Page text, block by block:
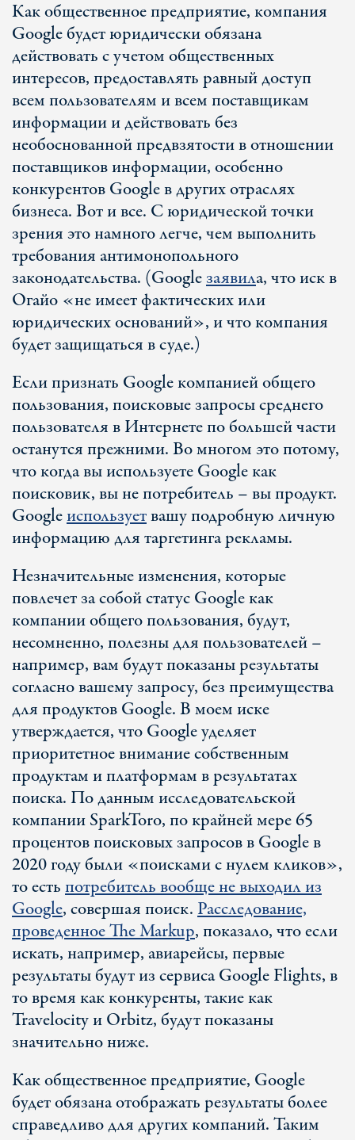
Как общественное предприятие, компания
Google будет юридически обязана
действовать с учетом общественных
интересов, предоставлять равный доступ
всем пользователям и всем поставщикам
информации и действовать без
необоснованной предвзятости в отношении
поставщиков информации, особенно
конкурентов Google в других отраслях
бизнеса. Вот и все. С юридической точки
зрения это намного легче, чем выполнить
требования антимонопольного
законодательства. (Googleзаявила, что иск в
Огайо «не имеет фактических или
юридических оснований», и что компания
будет защищаться в суде.)
Если признать Google компанией общего
пользования, поисковые запросы среднего
пользователя в Интернете по большей части
останутся прежними. Во многом это потому,
что когда вы используете Google как
поисковик, вы не потребитель – вы продукт.
Googleиспользуетвашу подробную личную
информацию для таргетинга рекламы.
Незначительные изменения, которые
повлечет за собой статус Google как
компании общего пользования, будут,
несомненно, полезны для пользователей –
например, вам будут показаны результаты
согласно вашему запросу, без преимущества
для продуктов Google. В моем иске
утверждается, что Google уделяет
приоритетное внимание собственным
продуктам и платформам в результатах
поиска. По данным исследовательской
компании SparkToro, по крайней мере 65
процентов поисковых запросов в Google в
2020 году были «поисками с нулем кликов»,
то естьпотребитель вообще не выходил из
Google, совершая поиск.Расследование,
проведенное The Markup, показало, что если
искать, например, авиарейсы, первые
результаты будут из сервиса Google Flights, в
то время как конкуренты, такие как
Travelocity и Orbitz, будут показаны
значительно ниже.
Как общественное предприятие, Google
будет обязана отображать результаты более
справедливо для других компаний. Таким